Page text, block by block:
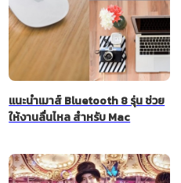
แนะนำเมาส์ Bluetooth 8 รุ่น ช่วย
ให้งานลื่นไหล สำหรับ Mac